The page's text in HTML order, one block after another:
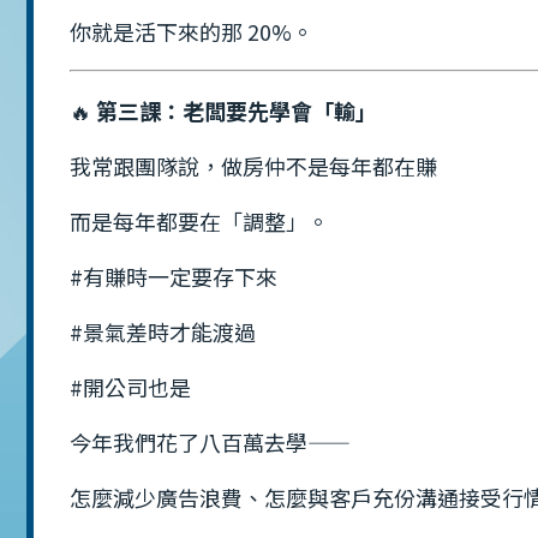
你就是活下來的那 20%。
🔥 第三課：老闆要先學會「輸」
我常跟團隊說，做房仲不是每年都在賺
而是每年都要在「調整」。
#有賺時一定要存下來
#景氣差時才能渡過
#開公司也是
今年我們花了八百萬去學——
怎麼減少廣告浪費、怎麼與客戶充份溝通接受行